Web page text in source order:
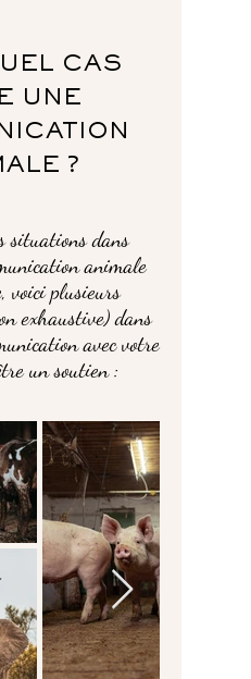
CAS
UNE
?
situations dans
animale
voici plusieurs
exhaustive) dans
avec votre
un soutien :